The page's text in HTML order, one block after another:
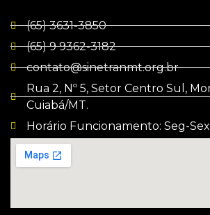
(65) 3631-3850
(65) 9 9362-3182
contato@sinetranmt.org.br
Rua 2, Nº 5, Setor Centro Sul,
Cuiabá/MT.
Horário Funcionamento: Seg-